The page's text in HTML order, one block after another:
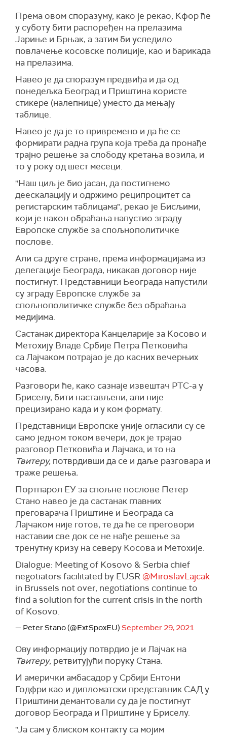
Према овом споразуму, како је рекао, Кфор ће
у суботу бити распоређен на прелазима
Јариње и Брњак, а затим би уследило
повлачење косовске полиције, као и барикада
на прелазима.
Навео је да споразум предвиђа и да од
понедељка Београд и Приштина користе
стикере (налепнице) уместо да мењају
таблице.
Навео је да је то привремено и да ће се
формирати радна група која треба да пронађе
трајно решење за слободу кретања возила, и
то у року од шест месеци.
"Наш циљ је био јасан, да постигнемо
деескалацију и одржимо реципроцитет са
регистарским таблицама", рекао је Бисљими,
који је након обраћања напустио зграду
Европске службе за спољнополитичке
послове.
Али са друге стране, према информацијама из
делегације Београда, никакав договор није
постигнут. Представници Београда напустили
су зграду Европске службе за
спољнополитичке службе без обраћања
медијима.
Састанак директора Канцеларије за Косово и
Метохију Владе Србије Петра Петковића
са Лајчаком потрајао је до касних вечерњих
часова.
Разговори ће, како сазнаје извештач РТС-а у
Бриселу, бити настављени, али није
прецизирано када и у ком формату.
Представници Европске уније огласили су се
само једном током вечери, док је трајао
разговор Петковића и Лајчака, и то на
Твитеру, потврдивши да се и даље разговара и
траже решења.
Портпарол ЕУ за спољне послове Петер
Стано навео је да састанак главних
преговарача Приштине и Београда са
Лајчаком није готов, те да ће се преговори
наставии све док се не нађе решење за
тренутну кризу на северу Косова и Метохије.
Dialogue: Meeting of Kosovo & Serbia chief
negotiators facilitated by EUSR @MiroslavLajcak
in Brussels not over, negotiations continue to
find a solution for the current crisis in the north
of Kosovo.
— Peter Stano (@ExtSpoxEU) September 29, 2021
Ову информацију потврдио је и Лајчак на
Твитеру, ретвитујући поруку Стана.
И амерички амбасадор у Србији Ентони
Годфри као и дипломатски представник САД у
Приштини демантовали су да је постигнут
договор Београда и Приштине у Бриселу.
"Ја сам у блиском контакту са мојим